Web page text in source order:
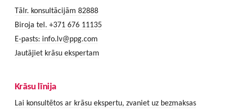
Tālr. konsultācijām 82888
Biroja tel. +371 676 11135
E-pasts: info.lv@ppg.com
Jautājiet krāsu ekspertam
Krāsu līnija
Lai konsultētos ar krāsu ekspertu, zvaniet uz bezmaksas